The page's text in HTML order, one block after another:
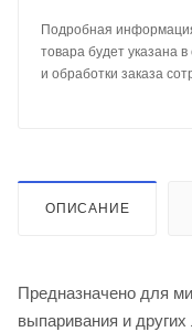
Подробная
товара будет указана
и обработки заказа
ОПИСАНИЕ
Предназначено для
выпаривания и